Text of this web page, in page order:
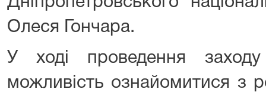
Олеся Гончара.
У ході проведення
можливість ознайомитися з